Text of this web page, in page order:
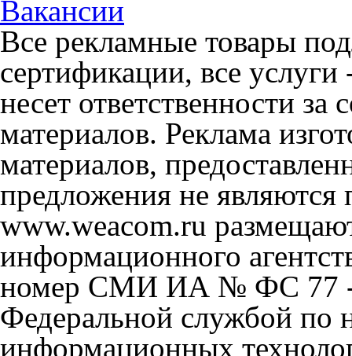
Вакансии
Все рекламные товары
сертификации, все
несет ответственности
материалов. Реклама
материалов,
предложения не
www.weacom.ru
информационного
номер СМИ ИА № ФС 77 -
Федеральной службой по
информационных